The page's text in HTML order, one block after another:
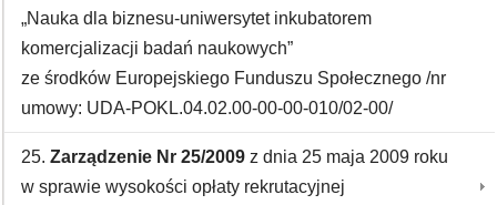
„Nauka dla biznesu-uniwersytet inkubatorem
komercjalizacji badań naukowych”
ze środków Europejskiego Funduszu Społecznego /nr
umowy: UDA-POKL.04.02.00-00-00-010/02-00/
25. Zarządzenie Nr 25/2009 z dnia 25 maja 2009 roku
w sprawie wysokości opłaty rekrutacyjnej